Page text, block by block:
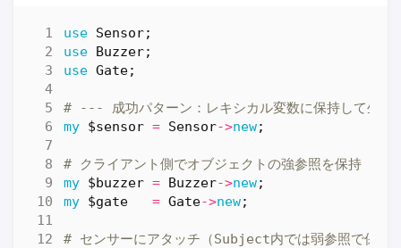
use Sensor;
use Buzzer;
use Gate;
# --- 成功パターン：レキシカル変数に保持して生
my $sensor = Sensor->new;
# クライアント側でオブジェクトの強参照を保持
my $buzzer = Buzzer->new;
my $gate = Gate->new;
# センサーにアタッチ（Subject内では弱参照で保持